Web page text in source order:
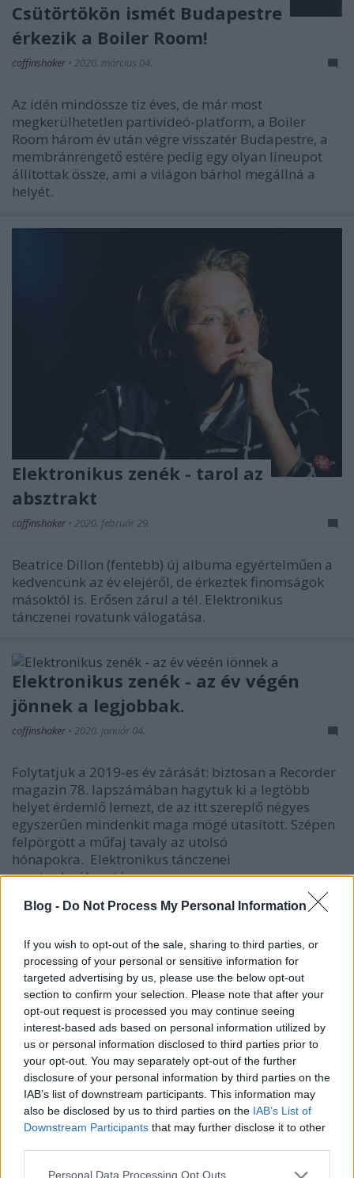
Blog - Do Not Process My Personal Information
If you wish to opt-out of the sale, sharing to third parties, or
processing of your personal or sensitive information for
targeted advertising by us, please use the below opt-out
section to confirm your selection. Please note that after your
opt-out request is processed you may continue seeing
interest-based ads based on personal information utilized by
us or personal information disclosed to third parties prior to
your opt-out. You may separately opt-out of the further
disclosure of your personal information by third parties on the
IAB’s list of downstream participants. This information may
also be disclosed by us to third parties on the IAB’s List of
Downstream Participants that may further disclose it to other
Please note that this website/app uses one or more Google
Personal Data Processing Opt Outs
Csütörtökön ismét Budapestre
érkezik a Boiler Room!
coffinshaker • 2020. március 04.
Az idén mindössze tíz éves, de már most
megkerülhetetlen partivideó-platform, a Boiler
Room három év után végre visszatér Budapestre, a
membránrengető estére pedig egy olyan lineupot
állítottak össze, ami a világon bárhol megállná a
helyét.
Elektronikus zenék - tarol az
absztrakt
coffinshaker • 2020. február 29.
Beatrice Dillon (fentebb) új albuma egyértelműen a
kedvencünk az év elejéről, de érkeztek finomságok
másoktól is. Erősen zárul a tél. Elektronikus
tánczenei rovatunk válogatása.
Elektronikus zenék - az év végén
jönnek a legjobbak.
coffinshaker • 2020. január 04.
Folytatjuk a 2019-es év zárását: biztosan a Recorder
magazin 78. lapszámában hagytuk ki a legtöbb
helyet érdemlő lemezt, de az itt szereplő négyes
egyszerűen mindenkit maga mögé utasított. Szépen
felpörgött a műfaj tavaly az utolsó
hónapokra. Elektronikus tánczenei
rovatunk válogatása.
Octo Octa: Resonant Body